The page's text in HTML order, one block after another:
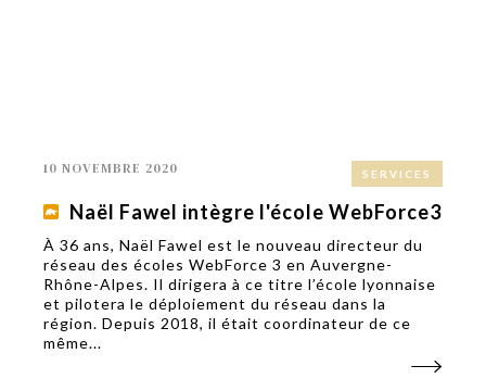
SERVICES
10 NOVEMBRE 2020
Naël Fawel intègre l'école WebForce3
À 36 ans, Naël Fawel est le nouveau directeur du
réseau des écoles WebForce 3 en Auvergne-
Rhône-Alpes. Il dirigera à ce titre l’école lyonnaise
et pilotera le déploiement du réseau dans la
région. Depuis 2018, il était coordinateur de ce
même...